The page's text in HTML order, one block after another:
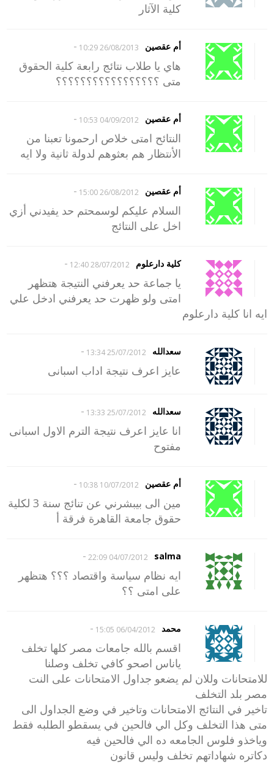
كلية الآثار
أم عقصين 26/08/2013 10:29
-
هاي يا طلاب نتائج رابعة كلية الحقوق
متى ؟؟؟؟؟؟؟؟؟؟؟؟؟؟؟؟؟
أم عقصين 04/09/2012 10:53
-
النتائح امتى خلاص ارحمونا تعبنا من
الأنتظار هم بعثوهم لدولة ثانية ولا ايه
أم عقصين 26/08/2012 15:00
-
السلام عليكم لوسمحتم حد يفيدني أزي
اخل على النتائج
كلية دارعلوم 28/07/2012 12:40
-
يا جماعة حد يعرفني النتيجة هتظهر
امتى ولو ظهرت حد يعرفني ادخل علي
ايه انا كلية دارعلوم
سعدالله 25/07/2012 13:34
-
عايز اعرف نتيجة اداب اسبانى
سعدالله 25/07/2012 13:33
-
انا عايز اعرف نتيجة الترم الاول اسبانى
مفتوح
أم عقصين 10/07/2012 10:38
-
مين الى بيبشرني عن تنائج سنة 3 لكلية
حقوق جامعة القاهرة فرقة أ
salma
04/07/2012 22:09
-
ايه نظام سياسة واقتصاد ؟؟؟ هتظهر
على امتى ؟؟
محمد 06/04/2012 15:05
-
اقسم بالله جامعات مصر كلها تخلف
ياناس اصحو كافي تخلف وصلنا
للامتحانات وللان لم يضعو جداول الامتحانات على النت
مصر بلد التخلف
تاخير في النتائج الامتحانات وتاخير في وضع الجداول الى
متى هذا التخلف وكل الي فالحين في يسقطو الطلبه فقط
وياخذو فلوس الجامعه ده الي فالحين فيه
دكاتره شهاداتهم تخلف وليس قانون